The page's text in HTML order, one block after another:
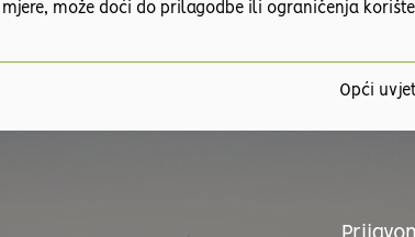
može doći do prilagodbe ili ograničenja
Opći